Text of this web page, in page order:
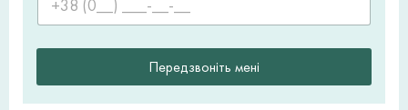
Передзвоніть мені